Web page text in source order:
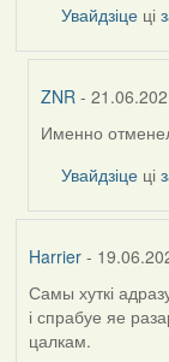
Увайдзіце ці
ZNR -
In
reply
by
Именно
Увайдзіце ці
Harrier-
Самы хуткі
і спрабуе яе
цалкам.